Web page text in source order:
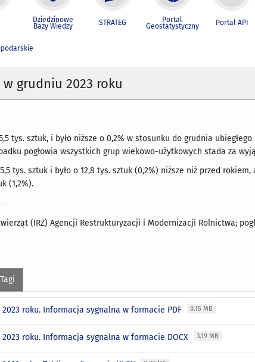
Dziedzinowe
Bazy Wiedzy STRATEG Portal
Geostatystyczny Portal API
w grudniu 2023 roku
tys. sztuk, i było niższe o 0,2% w stosunku do grudnia
pogłowia wszystkich grup wiekowo-użytkowych stada za
tys. sztuk i było o 12,8 tys. sztuk (0,2%) niższe niż przed
(1,2%).
(IRZ) Agencji Restrukturyzacji i Modernizacji Rolnictwa;
Tagi
2023 roku. Informacja sygnalna w formacie PDF 0.15 MB
2023 roku. Informacja sygnalna w formacie DOCX 3.19 MB